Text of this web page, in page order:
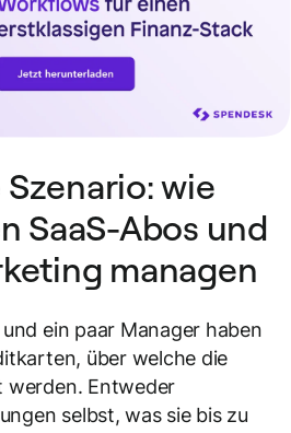
wie
SaaS-Abos und
managen
ein paar Manager haben
über welche die
werden. Entweder
selbst, was sie bis zu